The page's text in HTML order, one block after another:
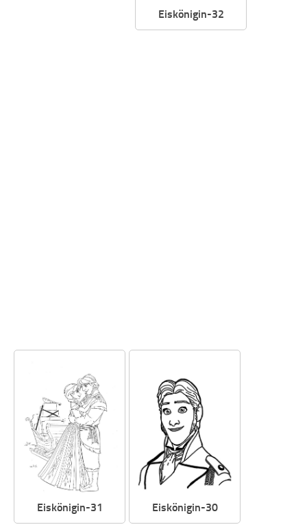
Eiskönigin-32
Eiskönigin-31 Eiskönigin-30